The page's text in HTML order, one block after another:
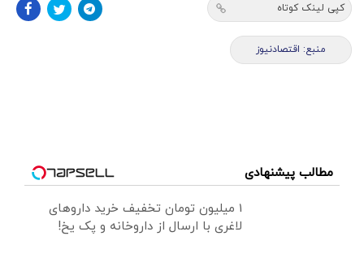
کپی لینک کوتاه
منبع: اقتصادنیوز
مطالب پیشنهادی
1 میلیون تومان تخفیف خرید داروهای
لاغری با ارسال از داروخانه و پک یخ!